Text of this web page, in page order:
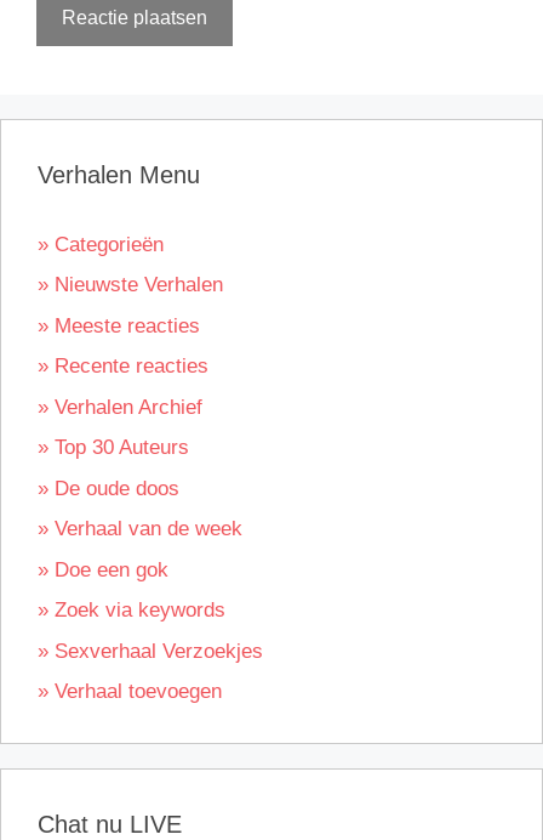
Verhalen Menu
» Categorieën
» Nieuwste Verhalen
» Meeste reacties
» Recente reacties
» Verhalen Archief
» Top 30 Auteurs
» De oude doos
» Verhaal van de week
» Doe een gok
» Zoek via keywords
» Sexverhaal Verzoekjes
» Verhaal toevoegen
Chat nu LIVE